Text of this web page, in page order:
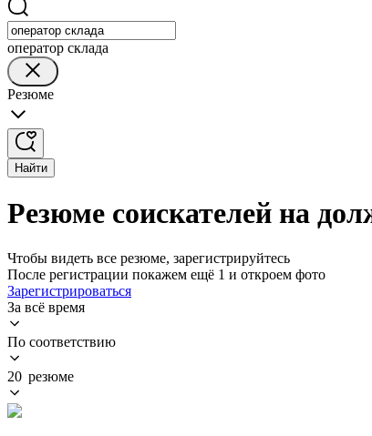
оператор склада
Резюме
Найти
Резюме соискателей на
Чтобы видеть все резюме, зарегистрируйтесь
После регистрации покажем ещё 1 и откроем фото
Зарегистрироваться
За всё время
По соответствию
20 резюме